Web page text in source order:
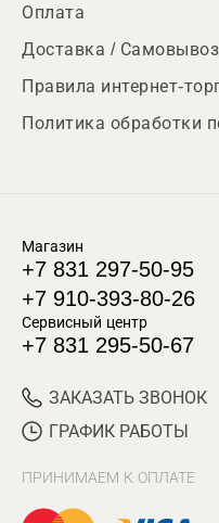
Оплата
Доставка / Самовывоз
Правила интернет-
Политика обработки
Магазин
+7 831 297-50-95
+7 910-393-80-26
Сервисный центр
+7 831 295-50-67
ЗАКАЗАТЬ ЗВОНОК
ГРАФИК РАБОТЫ
ПРИНИМАЕМ К ОПЛАТЕ